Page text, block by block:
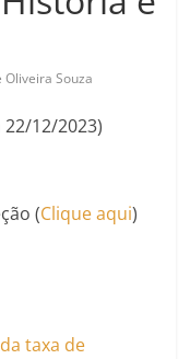
Oliveira Souza
12/2023)
(Clique aqui)
taxa de